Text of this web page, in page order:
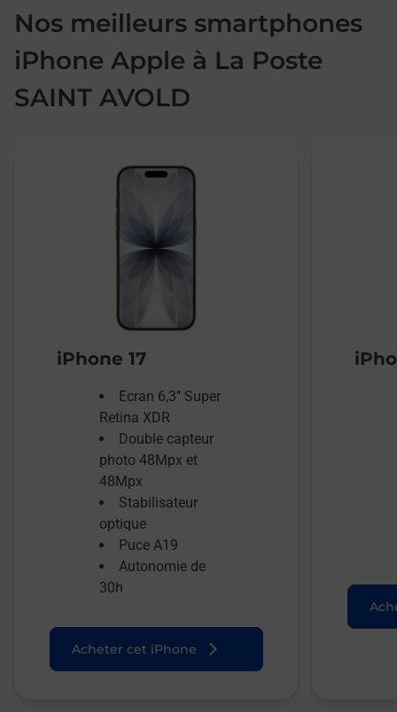
Nos meilleurs smartphones
iPhone Apple à La Poste
SAINT AVOLD
iPhone 17
Ecran 6,3’’ Super
Retina XDR
Double capteur
photo 48Mpx et
48Mpx
Stabilisateur
optique
Puce A19
Autonomie de
30h
Acheter cet iPhone